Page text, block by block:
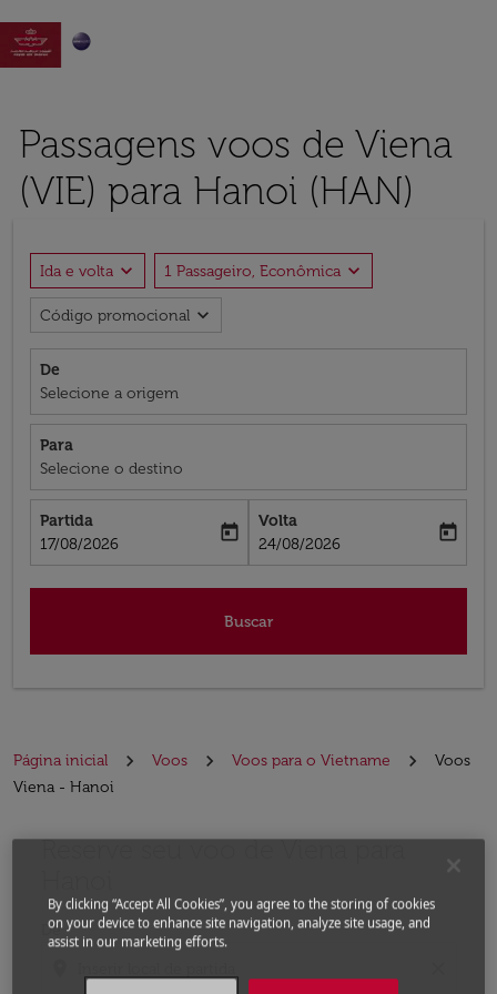

Passagens voos de Viena
(VIE) para Hanoi (HAN)
Ida e volta expand_more 1 Passageiro, Econômica expand_more
Código promocional expand_more
De
Selecione a origem
Para
Selecione o destino
Partida
fc-booking-departure-date-aria-label
17/08/2026
today
Volta
fc-booking-return-date-aria-label
24/08/2026
today
Buscar
Página inicial Voos Voos para o Vietname
Voos
Viena - Hanoi
Reserve seu voo de Viena para
De
Experimente atualizar a rota (partida e/ou destino)
By clicking “Accept All Cookies”, you agree to the storing of cookies
on your device to enhance site navigation, analyze site usage, and
assist in our marketing efforts.